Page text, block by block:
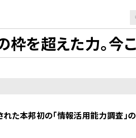
枠を超えた力。今
た本邦初の「情報活用能力調査」